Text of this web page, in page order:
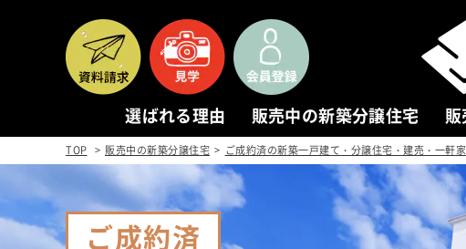
選ばれる理由 販売中の新築分譲住宅
TOP 販売中の新築分譲住宅 ご成約済の新築一戸建て・分譲住宅・建売・一軒家
ご成約済